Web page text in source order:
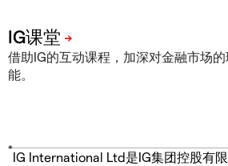
借助IG的互动课程，加深对金融市场
能。
*
IG International Ltd是IG集团控股有